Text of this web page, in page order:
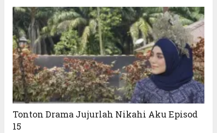
Tonton Drama Jujurlah Nikahi Aku Episod
15